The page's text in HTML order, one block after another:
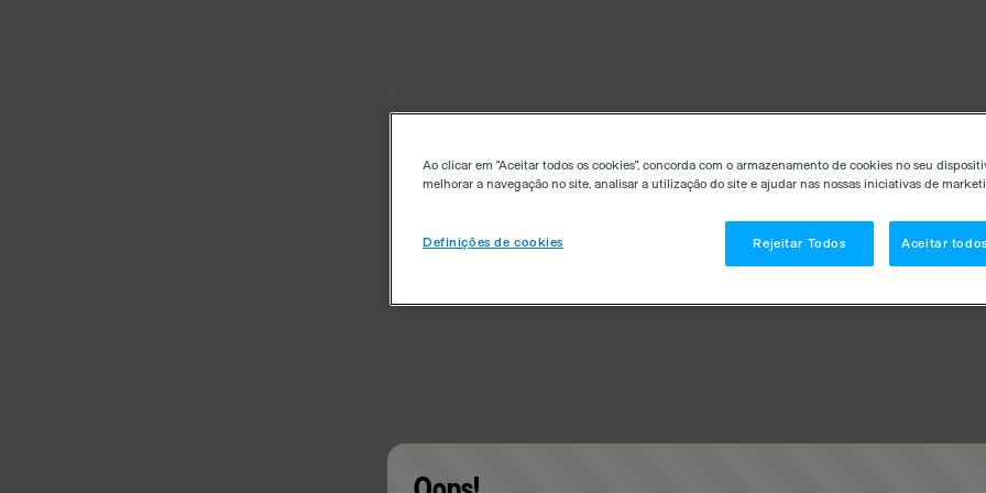
Ao clicar em "Aceitar todos os cookies", concorda com o armazenamento de cookies no seu
melhorar a navegação no site, analisar a utilização do site e ajudar nas nossas iniciativas de
Definições de cookies Rejeitar Todos Aceitar